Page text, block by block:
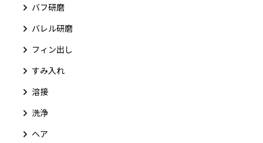
バフ研磨
バレル研磨
フィン出し
すみ入れ
溶接
洗浄
ヘア